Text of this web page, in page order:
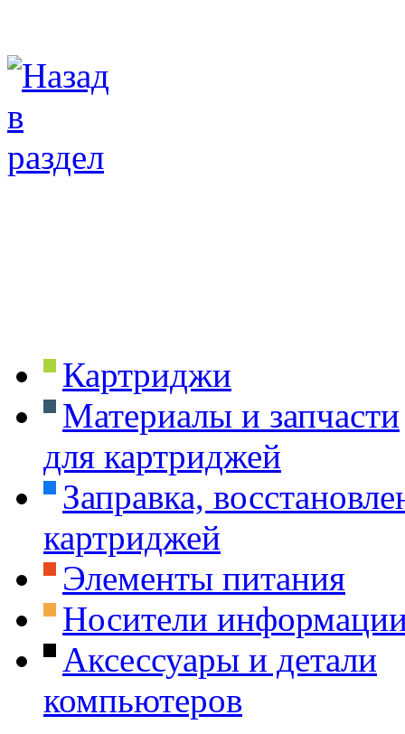
Картриджи
Материалы и запчасти
для картриджей
Заправка,
картриджей
Элементы питания
Носители
Аксессуары и детали
компьютеров